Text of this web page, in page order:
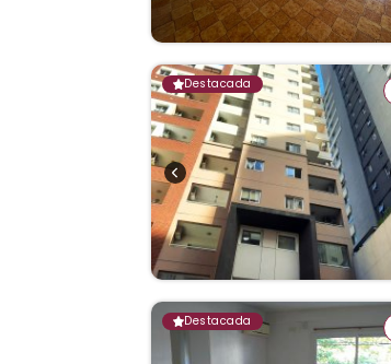
Destacada
Destacada